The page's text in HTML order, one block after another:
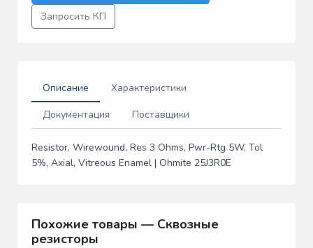
Запросить КП
Описание
Характеристики
Документация
Поставщики
Resistor, Wirewound, Res 3 Ohms, Pwr-Rtg 5W, Tol
5%, Axial, Vitreous Enamel | Ohmite 25J3R0E
Похожие товары — Сквозные
резисторы